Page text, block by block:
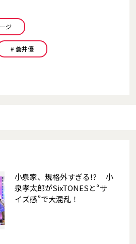
ジ
# 蒼井優
小泉家、規格外すぎる!? 小
泉孝太郎がSixTONESと“サ
イズ感”で大混乱！